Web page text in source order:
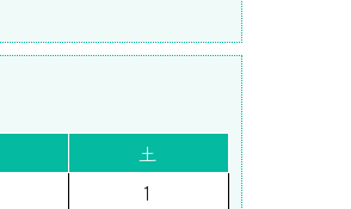
土
1